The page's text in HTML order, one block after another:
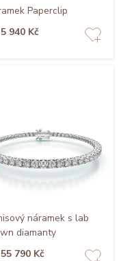
Paperclip
940 Kč
náramek s lab
diamanty
790 Kč